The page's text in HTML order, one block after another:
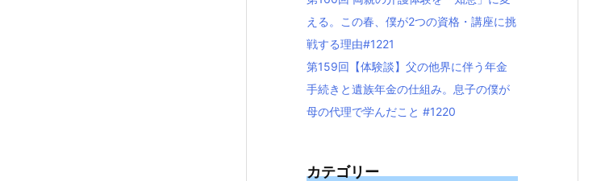
える。この春、僕が2つの資格・講座に挑
戦する理由#1221
第159回【体験談】父の他界に伴う年金
手続きと遺族年金の仕組み。息子の僕が
母の代理で学んだこと #1220
カテゴリー